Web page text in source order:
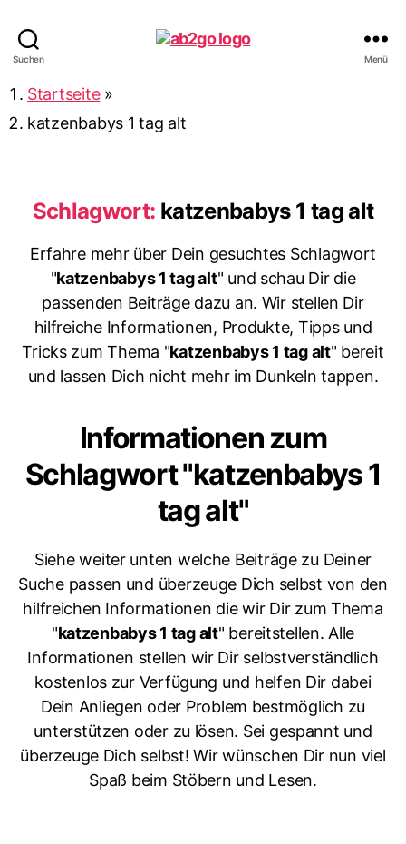
Suchen Menü
Startseite»
katzenbabys 1 tag alt
Schlagwort: katzenbabys 1 tag alt
Erfahre mehr über Dein gesuchtes Schlagwort
"katzenbabys 1 tag alt" und schau Dir die
passenden Beiträge dazu an. Wir stellen Dir
hilfreiche Informationen, Produkte, Tipps und
Tricks zum Thema "katzenbabys 1 tag alt" bereit
und lassen Dich nicht mehr im Dunkeln tappen.
Informationen zum
Schlagwort "katzenbabys 1
tag alt"
Siehe weiter unten welche Beiträge zu Deiner
Suche passen und überzeuge Dich selbst von den
hilfreichen Informationen die wir Dir zum Thema
"katzenbabys 1 tag alt" bereitstellen. Alle
Informationen stellen wir Dir selbstverständlich
kostenlos zur Verfügung und helfen Dir dabei
Dein Anliegen oder Problem bestmöglich zu
unterstützen oder zu lösen. Sei gespannt und
überzeuge Dich selbst! Wir wünschen Dir nun viel
Spaß beim Stöbern und Lesen.